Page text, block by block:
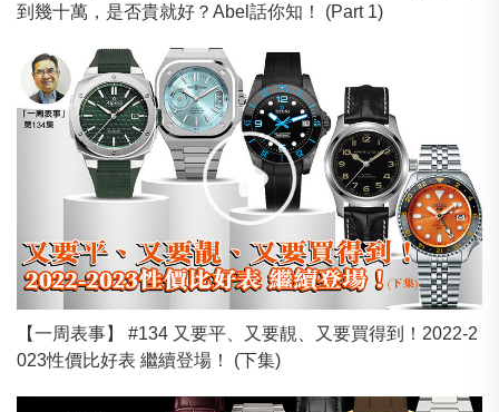
到幾十萬，是否貴就好？Abel話你知！ (Part 1)
【一周表事】 #134 又要平、又要靚、又要買得到！2022-2
023性價比好表 繼續登場！ (下集)